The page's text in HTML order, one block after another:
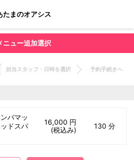
たまのオアシス
ニュー追加選択
担当スタッフ・日時を選択 予約手続きへ
パマッ
ドスパ
16,000 円
(税込み)
130 分